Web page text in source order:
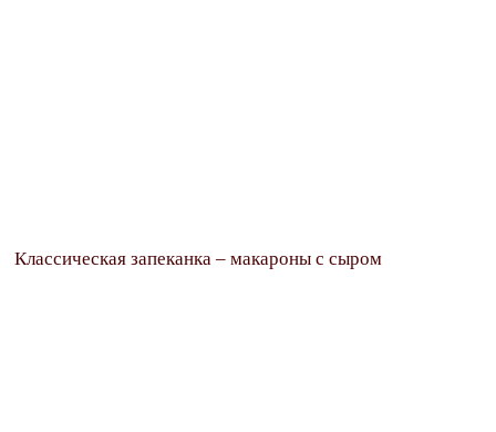
Классическая запеканка – макароны с сыром